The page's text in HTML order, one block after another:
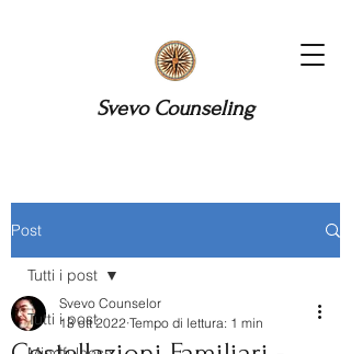
Svevo Counseling
Post
Tutti i post
Tutti i post
Svevo Counselor
13 ott 2022 Tempo di lettura: 1 min